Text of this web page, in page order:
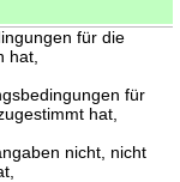
für die
hat,
für
hat,
nicht, nicht